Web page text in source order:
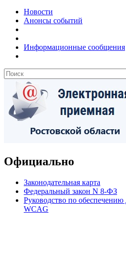
Новости
Анонсы событий
Информационные сообщения
Официально
Законодательная карта
Федеральный закон N 8-ФЗ
Руководство по обеспечению
WCAG